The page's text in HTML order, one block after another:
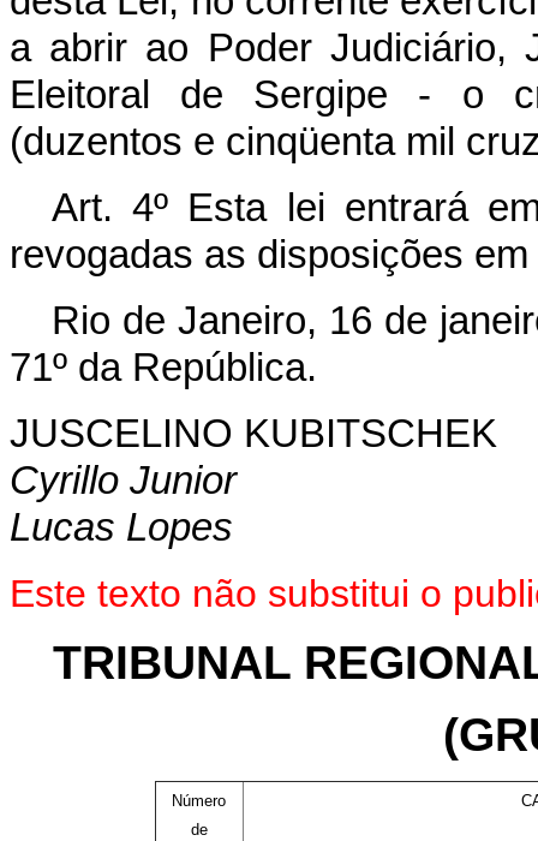
a abrir ao Poder Judiciário,
Eleitoral de Sergipe - o
(duzentos e cinqüenta mil
Art. 4º Esta lei entrará
revogadas as disposições
Rio de Janeiro, 16 de
71º da República.
JUSCELINO KUBITSCHEK
Cyrillo Junior
Lucas Lopes
Este texto não substitui o
TRIBUNAL
Número
de